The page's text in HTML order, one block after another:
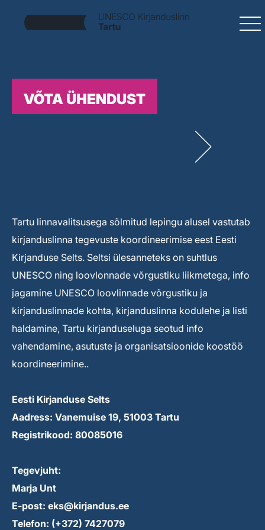
VÕTA ÜHENDUST
Tartu linnavalitsusega sõlmitud lepingu alusel vastutab
kirjanduslinna tegevuste koordineerimise eest Eesti
Kirjanduse Selts. Seltsi ülesanneteks on suhtlus
UNESCO ning loovlonnade võrgustiku liikmetega, info
jagamine UNESCO loovlinnade võrgustiku ja
kirjanduslinnade kohta, kirjanduslinna kodulehe ja listi
haldamine, Tartu kirjanduseluga seotud info
vahendamine, asutuste ja organisatsioonide koostöö
koordineerimine..
Eesti Kirjanduse Selts
Aadress: Vanemuise 19, 51003 Tartu
Registrikood: 80085016
Tegevjuht:
Marja Unt
E-post: eks@kirjandus.ee
Telefon: (+372) 7427079